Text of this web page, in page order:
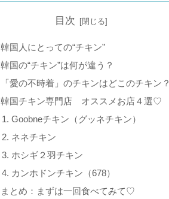
目次
韓国人にとっての“チキン”
韓国の“チキン”は何が違う？
「愛の不時着」のチキンはどこのチキン？
韓国チキン専門店 オススメお店４選♡
Goobneチキン（グッネチキン）
ネネチキン
ホシギ２羽チキン
カンホドンチキン（678）
まとめ：まずは一回食べてみて♡